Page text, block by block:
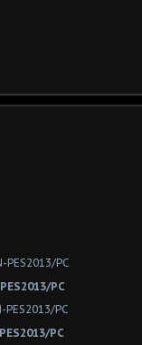
PC
PC